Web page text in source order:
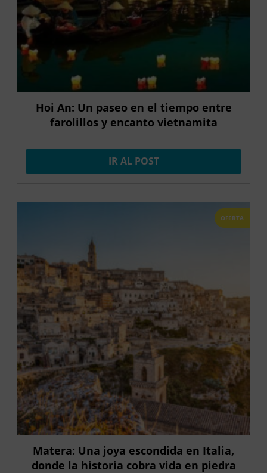
Hoi An: Un paseo en el tiempo entre
farolillos y encanto vietnamita
IR AL POST
OFERTA
Matera: Una joya escondida en Italia,
donde la historia cobra vida en piedra